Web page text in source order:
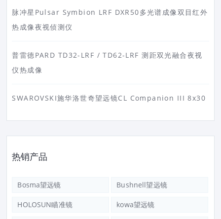
脉冲星Pulsar Symbion LRF DXR50多光谱成像双目红外
热成像夜视侦测仪
普雷德PARD TD32-LRF / TD62-LRF 测距双光融合夜视
仪热成像
SWAROVSKI施华洛世奇望远镜CL Companion III 8x30
热销产品
Bosma望远镜 Bushnell望远镜
HOLOSUN瞄准镜 kowa望远镜